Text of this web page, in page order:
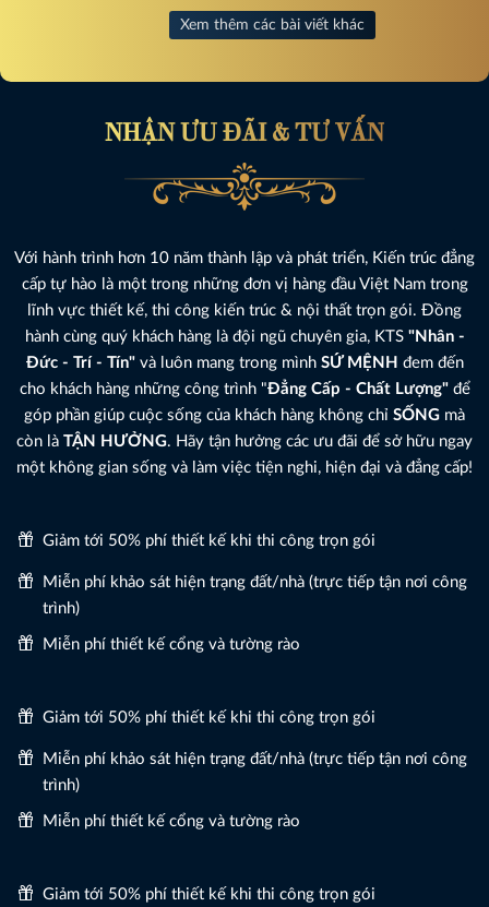
Xem thêm các bài viết khác
NHẬN ƯU ĐÃI & TƯ VẤN
Với hành trình hơn 10 năm thành lập và phát triển, Kiến trúc đẳng
cấp tự hào là một trong những đơn vị hàng đầu Việt Nam trong
lĩnh vực thiết kế, thi công kiến trúc & nội thất trọn gói. Đồng
hành cùng quý khách hàng là đội ngũ chuyên gia, KTS "Nhân -
Đức - Trí - Tín"và luôn mang trong mình SỨ MỆNH đem đến
cho khách hàng những công trình "Đẳng Cấp - Chất Lượng"để
góp phần giúp cuộc sống của khách hàng không chỉ SỐNG mà
còn là TẬN HƯỞNG. Hãy tận hưởng các ưu đãi để sở hữu ngay
một không gian sống và làm việc tiện nghi, hiện đại và đẳng cấp!
Giảm tới 50% phí thiết kế khi thi công trọn gói
Miễn phí khảo sát hiện trạng đất/nhà (trực tiếp tận nơi công
trình)
Miễn phí thiết kế cổng và tường rào
Giảm tới 50% phí thiết kế khi thi công trọn gói
Miễn phí khảo sát hiện trạng đất/nhà (trực tiếp tận nơi công
trình)
Miễn phí thiết kế cổng và tường rào
Giảm tới 50% phí thiết kế khi thi công trọn gói